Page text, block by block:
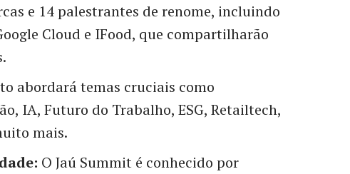
e 14 palestrantes de renome, incluindo
Cloud e IFood, que compartilharão
abordará temas cruciais como
IA, Futuro do Trabalho, ESG, Retailtech,
mais.
O Jaú Summit é conhecido por